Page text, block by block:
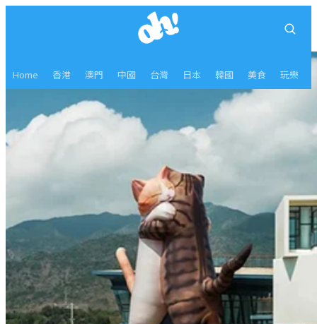
Home 香港 澳門 中國 台灣 日本 韓國 美食 玩樂